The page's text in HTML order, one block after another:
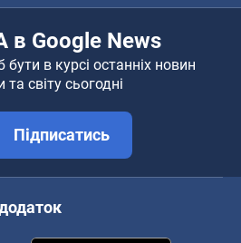
в Google News
бути в курсі останніх новин
та світу сьогодні
Підписатись